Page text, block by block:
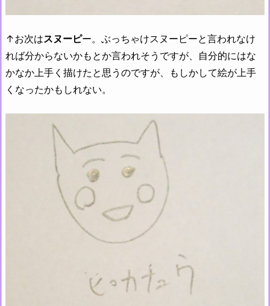
↑お次はスヌーピー。ぶっちゃけスヌーピーと言われなけ
れば分からないかもとか言われそうですが、自分的にはな
かなか上手く描けたと思うのですが、もしかして絵が上手
くなったかもしれない。